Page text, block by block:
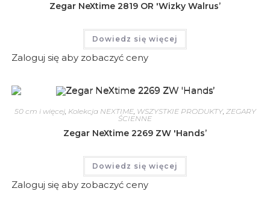
Zegar NeXtime 2819 OR 'Wizky Walrus’
Dowiedz się więcej
Zaloguj się aby zobaczyć ceny
50 cm i więcej, Kolekcja NEXTIME, WSZYSTKIE PRODUKTY, ZEGARY
ŚCIENNE
Zegar NeXtime 2269 ZW 'Hands’
Dowiedz się więcej
Zaloguj się aby zobaczyć ceny